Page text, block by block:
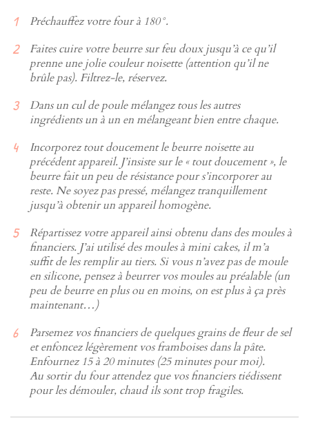
Préchauffez votre four à 180°.
Faites cuire votre beurre sur feu doux jusqu’à ce qu’il
prenne une jolie couleur noisette (attention qu’il ne
brûle pas). Filtrez-le, réservez.
Dans un cul de poule mélangez tous les autres
ingrédients un à un en mélangeant bien entre chaque.
Incorporez tout doucement le beurre noisette au
précédent appareil. J’insiste sur le « tout doucement », le
beurre fait un peu de résistance pour s’incorporer au
reste. Ne soyez pas pressé, mélangez tranquillement
jusqu’à obtenir un appareil homogène.
Répartissez votre appareil ainsi obtenu dans des moules à
financiers. J’ai utilisé des moules à mini cakes, il m’a
suffit de les remplir au tiers. Si vous n’avez pas de moule
en silicone, pensez à beurrer vos moules au préalable (un
peu de beurre en plus ou en moins, on est plus à ça près
maintenant…)
Parsemez vos financiers de quelques grains de fleur de sel
et enfoncez légèrement vos framboises dans la pâte.
Enfournez 15 à 20 minutes (25 minutes pour moi).
Au sortir du four attendez que vos financiers tiédissent
pour les démouler, chaud ils sont trop fragiles.